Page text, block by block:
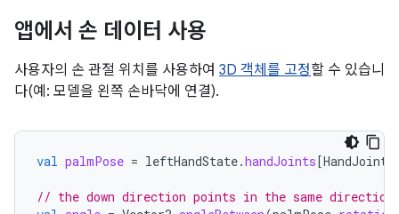
앱에서 손 데이터 사용
사용자의 손 관절 위치를 사용하여 3D 객체를 고정할 수 있습니
다(예: 모델을 왼쪽 손바닥에 연결).
val palmPose = leftHandState.handJoints [
// the down direction points in the same direction